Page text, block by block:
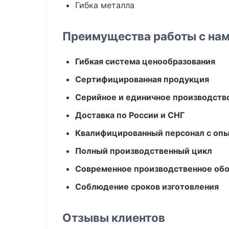
Гибка металла
Преимущества работы с
Гибкая система ценообразования
Сертифицированная продукция
Серийное и единичное
Доставка по России и СНГ
Квалифицированный персонал с
Полный производственный цикл
Современное производственное
Соблюдение сроков изготовления
Отзывы клиентов